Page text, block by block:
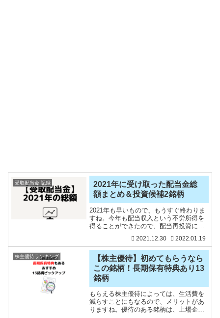
受取配当金 記録
2021年に受け取った配当金総
額まとめ＆投資候補2銘柄
2021年も早いもので、もうすぐ終わりま
すね。今年も配当収入という不労所得を
得ることができたので、配当再投資によ
が家は教育費の増大を迎える際に、不労
所得を増やしておくことで選択肢を作る
ということを目標にコ
2021.12.30 2022.01.19
株主優待ランキング
【株主優待】初めてもらうなら
この銘柄！長期保有特典あり13
銘柄
もらえる株主優待によっては、生活費を
減らすことにもなるので、メリットがあ
りますね。優待のある銘柄は、上場企業